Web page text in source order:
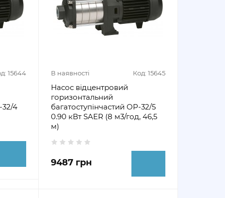
15644
32/4
В наявності Код: 15645
Насос відцентровий
горизонтальний
багатоступінчастий OP-32/5
0.90 кВт SAER (8 м3/год, 46,5
м)
9487 грн